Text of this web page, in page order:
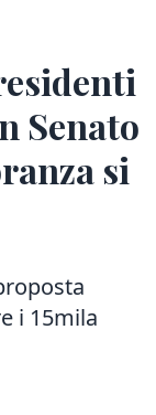
Senato
si
i 15mila